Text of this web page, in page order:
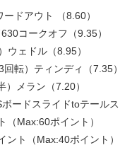
ドアウト （8.60）
コークオフ（9.35）
ウェドル（8.95）
転）ティンディ（7.35）
メラン（7.20）
ードスライドtoテールス
（Max:60ポイント）
ト（Max:40ポイント）